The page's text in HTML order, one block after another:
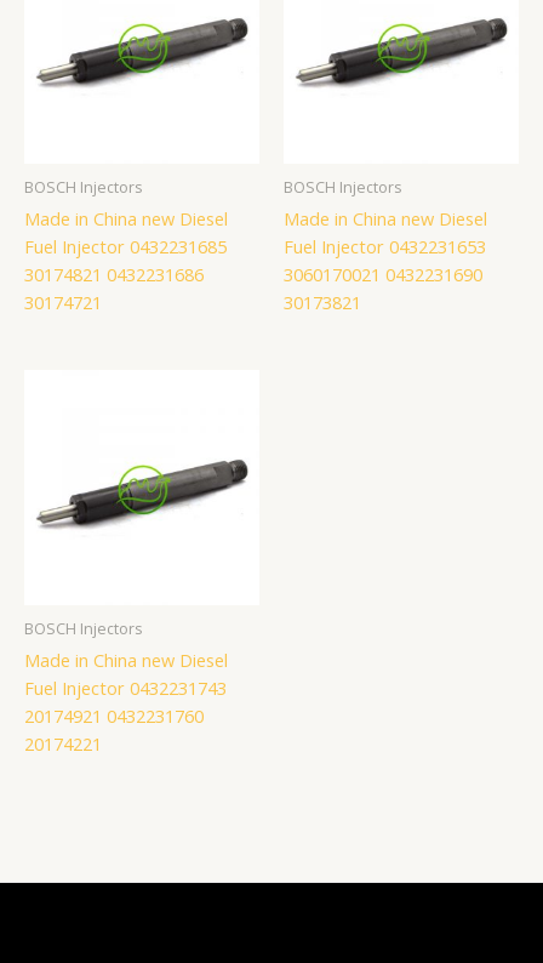
BOSCH Injectors
Made in China new Diesel
Fuel Injector 0432231685
30174821 0432231686
30174721
BOSCH Injectors
Made in China new Diesel
Fuel Injector 0432231653
3060170021 0432231690
30173821
BOSCH Injectors
Made in China new Diesel
Fuel Injector 0432231743
20174921 0432231760
20174221